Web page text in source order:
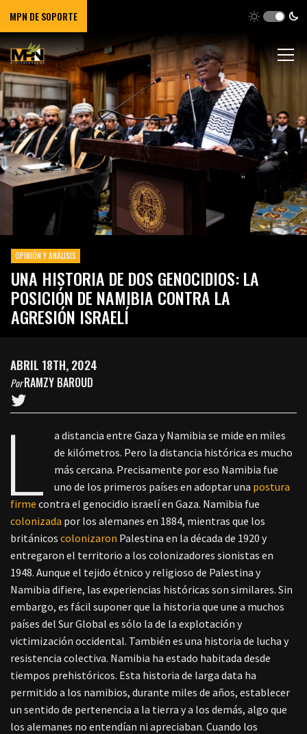
MPN DE SOPORTE
OPINIÓN Y ANÁLISIS
UNA HISTORIA DE DOS GENOCIDIOS: LA
POSICIÓN DE NAMIBIA CONTRA LA
AGRESIÓN ISRAELÍ
ABRIL 18TH, 2024
PorRAMZY BAROUD
L
a distancia entre Gaza y Namibia se mide en miles
de kilómetros. Pero la distancia histórica es mucho
más cercana. Precisamente por eso Namibia fue
uno de los primeros países en adoptar una postura
firme contra el genocidio israelí en Gaza. Namibia fue
colonizada por los alemanes en 1884, mientras que los
británicos colonizaron Palestina en la década de 1920 y
entregaron el territorio a los colonizadores sionistas en
1948. Aunque el tejido étnico y religioso de Palestina y
Namibia difiere, las experiencias históricas son similares. Sin
embargo, es fácil suponer que la historia que une a muchos
países del Sur Global es sólo la de la explotación y
victimización occidental. También es una historia de lucha y
resistencia colectiva. Namibia ha estado habitada desde
tiempos prehistóricos. Esta historia de larga data ha
permitido a los namibios, durante miles de años, establecer
un sentido de pertenencia a la tierra y a los demás, algo que
los alemanes no entendían ni apreciaban. Cuando los